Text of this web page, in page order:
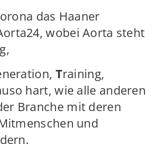
das Haaner
wobei Aorta steht
Training,
hart, wie alle anderen
Branche mit deren
und